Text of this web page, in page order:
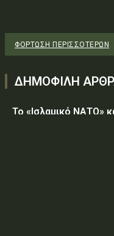
ΦΌΡΤΩΣΗ ΠΕΡΙΣΣΟΤΈΡΩΝ
ΔΗΜΟΦΙΛΗ
Το «Ισλαμικό ΝΑΤΟ»
Η Τεχεράνη θα
Ορμούζ έως ότου οι
Ο Νετανιάχου